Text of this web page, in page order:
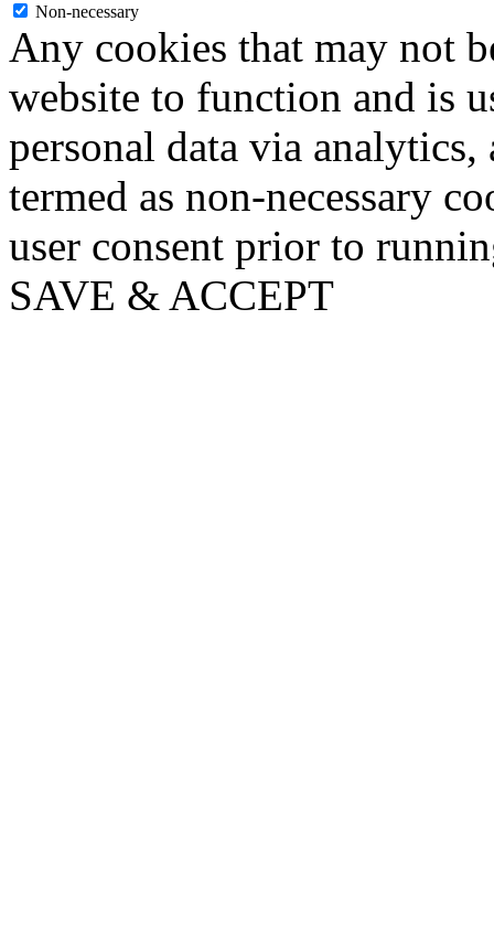
Non-necessary
Any cookies that may not
website to function and is
personal data via analytics,
termed as non-necessary
user consent prior to
SAVE & ACCEPT